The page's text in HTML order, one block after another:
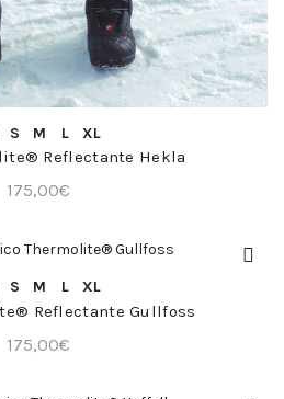
RÁPIDA
S M L XL
Reflectante Hekla
175,00€
RÁPIDA
S M L XL
Reflectante Gullfoss
175,00€